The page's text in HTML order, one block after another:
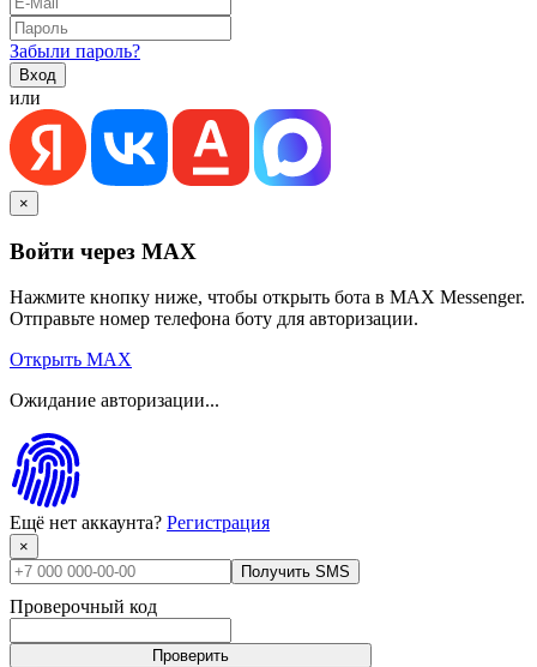
Забыли пароль?
или
×
Войти через MAX
Нажмите кнопку ниже, чтобы открыть бота в MAX Messenger.
Отправьте номер телефона боту для авторизации.
Открыть MAX
Ожидание авторизации...
Ещё нет аккаунта? Регистрация
×
Получить SMS
Проверочный код
Проверить